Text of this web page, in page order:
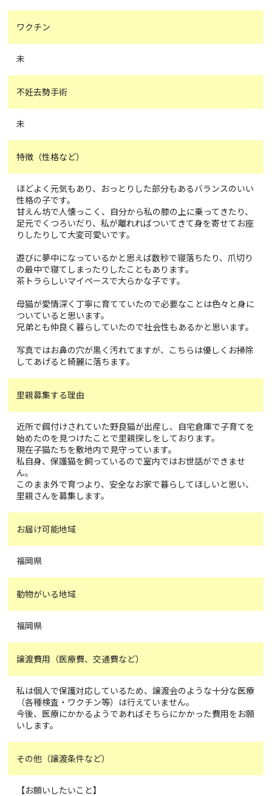
ワクチン
未
不妊去勢手術
未
特徴（性格など）
ほどよく元気もあり、おっとりした部分もあるバランスのいい
性格の子です。
甘えん坊で人懐っこく、自分から私の膝の上に乗ってきたり、
足元でくつろいだり、私が離れればついてきて身を寄せてお座
りしたりして大変可愛いです。
遊びに夢中になっているかと思えば数秒で寝落ちたり、爪切り
の最中で寝てしまったりしたこともあります。
茶トラらしいマイペースで大らかな子です。
母猫が愛情深く丁寧に育てていたので必要なことは色々と身に
ついていると思います。
兄弟とも仲良く暮らしていたので社会性もあるかと思います。
写真ではお鼻の穴が黒く汚れてますが、こちらは優しくお掃除
してあげると綺麗に落ちます。
里親募集する理由
近所で餌付けされていた野良猫が出産し、自宅倉庫で子育てを
始めたのを見つけたことで里親探しをしております。
現在子猫たちを敷地内で見守っています。
私自身、保護猫を飼っているので室内ではお世話ができませ
ん。
このまま外で育つより、安全なお家で暮らしてほしいと思い、
里親さんを募集します。
お届け可能地域
福岡県
動物がいる地域
福岡県
譲渡費用（医療費、交通費など）
私は個人で保護対応しているため、譲渡会のような十分な医療
（各種検査・ワクチン等）は行えていません。
今後、医療にかかるようであればそちらにかかった費用をお願
いします。
その他（譲渡条件など）
【お願いしたいこと】